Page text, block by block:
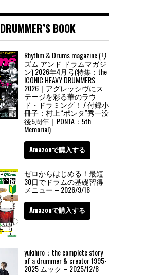
DRUMMER’S BOOK
Rhythm & Drums magazine (リ
ズム アンド ドラムマガジ
ン) 2026年4月号(特集：the
ICONIC HEAVY DRUMMERS
2026｜アグレッシヴにス
テージを彩る華のラウ
ド・ドラミング！ / 付録小
冊子：村上“ポンタ”秀一没
後5周年｜PONTA：5th
Memorial)
Amazonで購入する
ゼロからはじめる！最短
30日でドラムの基礎習得
メニュー – 2026/9/16
Amazonで購入する
yukihiro：the complete story
of a drummer & creator 1995-
2025 ムック – 2025/12/8